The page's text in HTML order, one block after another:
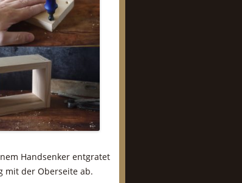
Handsenker entgratet
mit der Oberseite ab.